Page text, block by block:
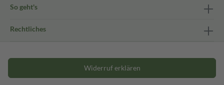
So geht's
Rechtliches
Widerruf erklären